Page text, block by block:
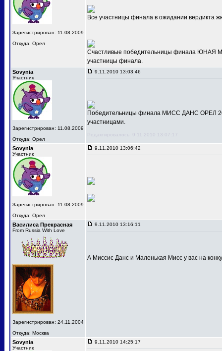
Зарегистрирован: 11.08.2009
Откуда: Орел
Все участницы финала в ожидании вердикта
Счастливые победительницы финала ЮНАЯ
участницы финала.
Sovynia
Участник
Зарегистрирован: 11.08.2009
Откуда: Орел
9.11.2010 13:03:46
Победительницы финала МИСС ДАНС ОРЕЛ
участницами.
Редактировалось: 9.11.2010 13:07:17
Sovynia
Участник
Зарегистрирован: 11.08.2009
Откуда: Орел
9.11.2010 13:06:42
Василиса Прекрасная
From Russia With Love
Зарегистрирован: 24.11.2004
Откуда: Москва
9.11.2010 13:16:11
А Миссис Данс и Маленькая Мисс у вас на
Sovynia
Участник
9.11.2010 14:25:17